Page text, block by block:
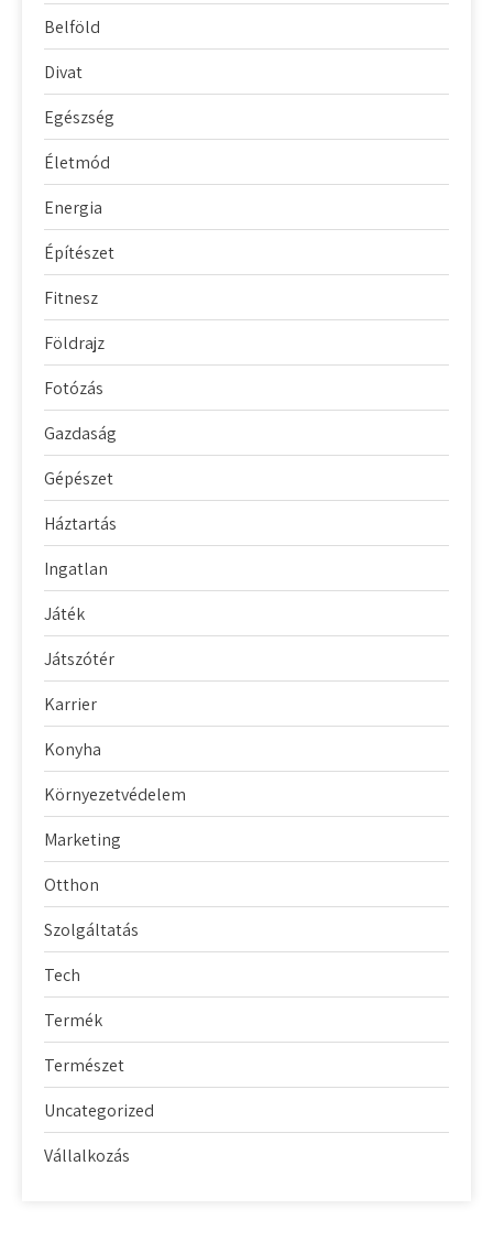
Belföld
Divat
Egészség
Életmód
Energia
Építészet
Fitnesz
Földrajz
Fotózás
Gazdaság
Gépészet
Háztartás
Ingatlan
Játék
Játszótér
Karrier
Konyha
Környezetvédelem
Marketing
Otthon
Szolgáltatás
Tech
Termék
Természet
Uncategorized
Vállalkozás